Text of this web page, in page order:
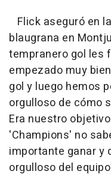
Flick aseguró en
blaugrana en
tempranero gol les
empezado muy
gol y luego hemos
orgulloso de cómo
Era nuestro
'Champions' no
importante ganar y
orgulloso del